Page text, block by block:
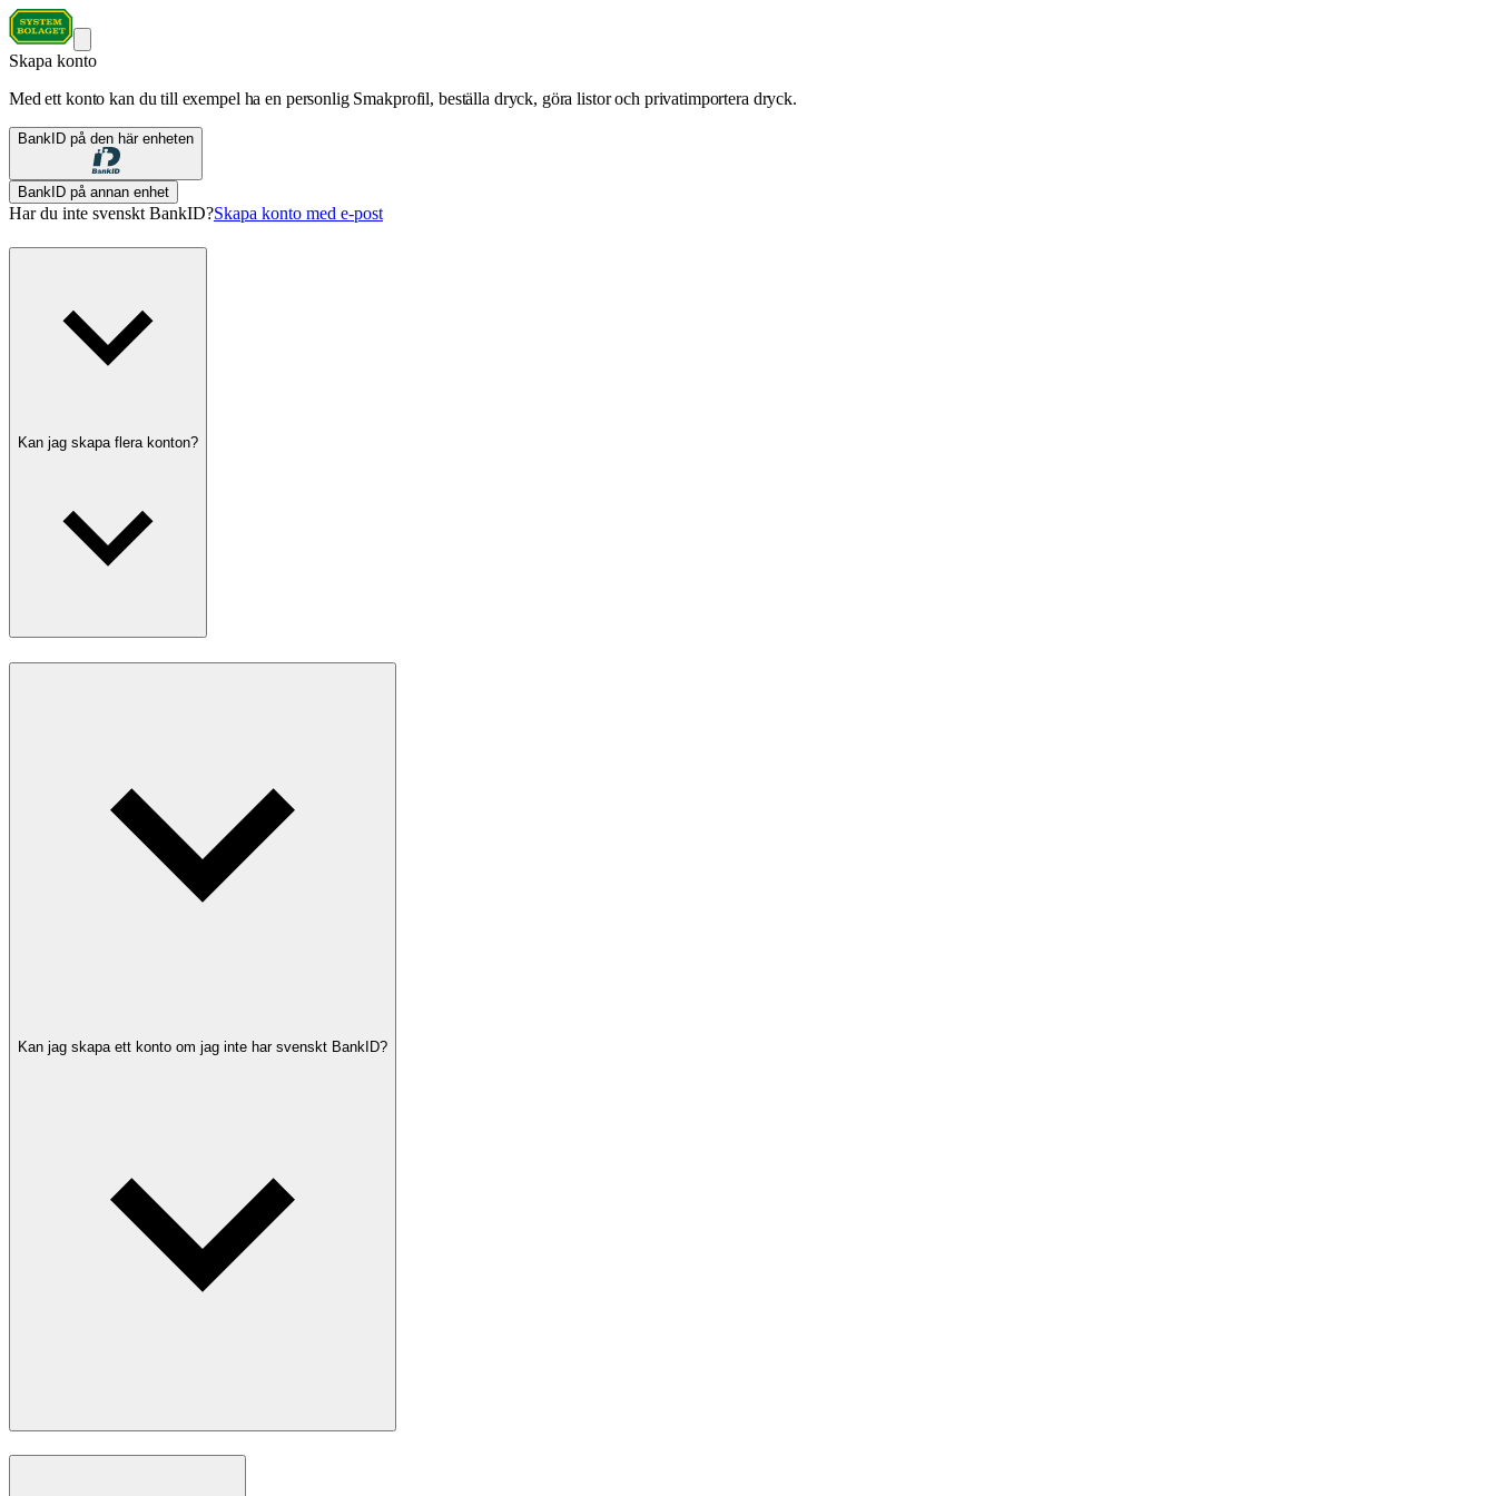
Skapa konto
Med ett konto kan du till exempel ha en personlig Smakprofil, beställa dryck, göra listor och privatimportera dryck.
BankID på den här enheten
BankID på annan enhet
Har du inte svenskt BankID?Skapa konto med e-post
Kan jag skapa flera konton?
Kan jag skapa ett konto om jag inte har svenskt BankID?